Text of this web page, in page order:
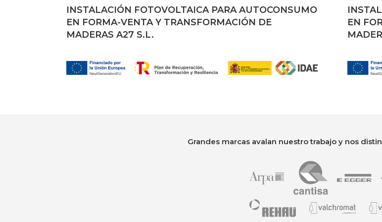
INSTALACIÓN FOTOVOLTAICA PARA AUTOCONSUMO
EN FORMA-VENTA Y TRANSFORMACIÓN DE
MADERAS A27 S.L.
EN
Grandes marcas avalan nuestro trabajo y nos